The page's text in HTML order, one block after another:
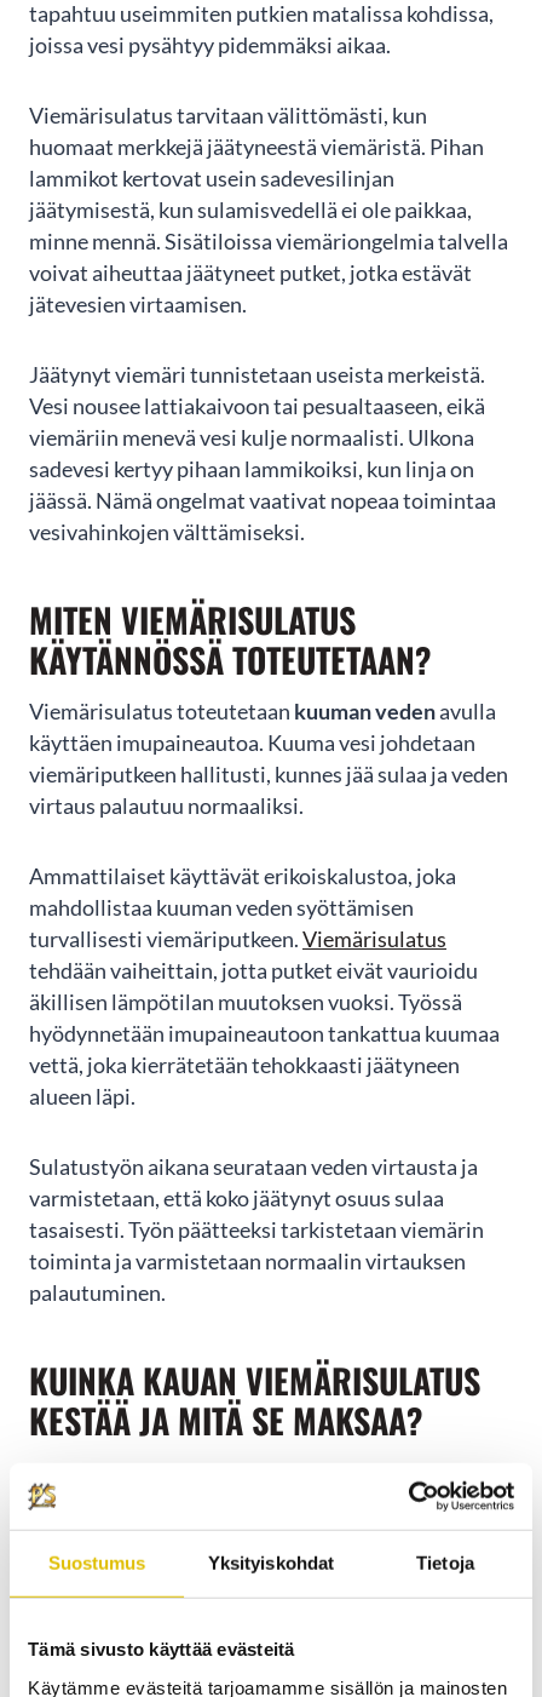
Suostumus Yksityiskohdat Tietoja
Tämä sivusto käyttää evästeitä
Käytämme evästeitä tarjoamamme sisällön ja mainosten
tapahtuu useimmiten putkien matalissa kohdissa,
joissa vesi pysähtyy pidemmäksi aikaa.
Viemärisulatus tarvitaan välittömästi, kun
huomaat merkkejä jäätyneestä viemäristä. Pihan
lammikot kertovat usein sadevesilinjan
jäätymisestä, kun sulamisvedellä ei ole paikkaa,
minne mennä. Sisätiloissa viemäriongelmia talvella
voivat aiheuttaa jäätyneet putket, jotka estävät
jätevesien virtaamisen.
Jäätynyt viemäri tunnistetaan useista merkeistä.
Vesi nousee lattiakaivoon tai pesualtaaseen, eikä
viemäriin menevä vesi kulje normaalisti. Ulkona
sadevesi kertyy pihaan lammikoiksi, kun linja on
jäässä. Nämä ongelmat vaativat nopeaa toimintaa
vesivahinkojen välttämiseksi.
MITEN VIEMÄRISULATUS
KÄYTÄNNÖSSÄ TOTEUTETAAN?
Viemärisulatus toteutetaan kuuman vedenavulla
käyttäen imupaineautoa. Kuuma vesi johdetaan
viemäriputkeen hallitusti, kunnes jää sulaa ja veden
virtaus palautuu normaaliksi.
Ammattilaiset käyttävät erikoiskalustoa, joka
mahdollistaa kuuman veden syöttämisen
turvallisesti viemäriputkeen.Viemärisulatus
tehdään vaiheittain, jotta putket eivät vaurioidu
äkillisen lämpötilan muutoksen vuoksi. Työssä
hyödynnetään imupaineautoon tankattua kuumaa
vettä, joka kierrätetään tehokkaasti jäätyneen
alueen läpi.
Sulatustyön aikana seurataan veden virtausta ja
varmistetaan, että koko jäätynyt osuus sulaa
tasaisesti. Työn päätteeksi tarkistetaan viemärin
toiminta ja varmistetaan normaalin virtauksen
palautuminen.
KUINKA KAUAN VIEMÄRISULATUS
KESTÄÄ JA MITÄ SE MAKSAA?
laajuudesta ja sijainnista. Tavallinen sadevesilinjan
sulatus kestää 1–3 tuntia, kun taas laajemmat
jäätymiset voivat vaatia useamman tunnin työn.
Yksinkertaisimmat tapaukset saadaan hoidettua
työpäivän.
LÄHETÄ
Omakotitalon Kempele 120/143m2
GoogleReviews